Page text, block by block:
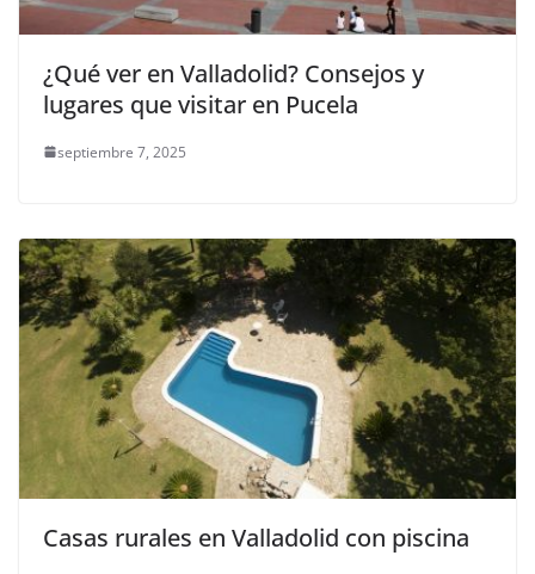
¿Qué ver en Valladolid? Consejos y
lugares que visitar en Pucela
septiembre 7, 2025
Casas rurales en Valladolid con piscina